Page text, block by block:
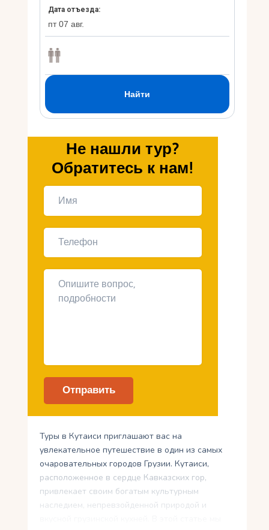
Не нашли тур?
Обратитесь к нам!
Туры в Кутаиси приглашают вас на
увлекательное путешествие в один из самых
очаровательных городов Грузии. Кутаиси,
расположенное в сердце Кавказских гор,
привлекает своим богатым культурным
наследием, непревзойденной природой и